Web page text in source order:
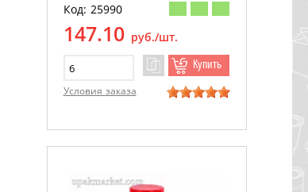
Код: 25990
147.10 руб./шт.
Купить
Условия заказа